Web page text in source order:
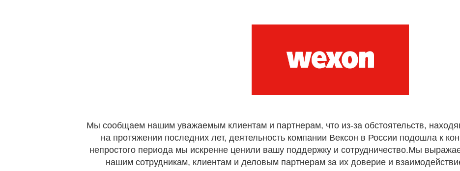
Мы сообщаем нашим уважаемым клиентам и партнерам, что из-за обстоятельств,
на протяжении последних лет, деятельность компании Вексон в России подошла к
непростого периода мы искренне ценили вашу поддержку и сотрудничество.Мы
нашим сотрудникам, клиентам и деловым партнерам за их доверие и